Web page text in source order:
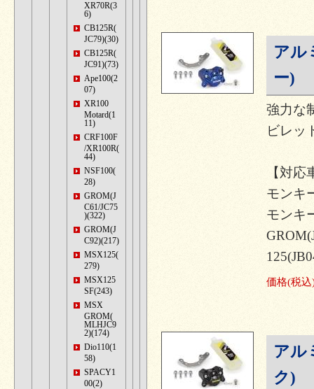
XR70R(3
6)
CB125R(
JC79)(30)
CB125R(
JC91)(73)
Ape100(2
07)
XR100
Motard(1
11)
CRF100F
/XR100R(
44)
NSF100(
28)
GROM(J
C61/JC75
)(322)
GROM(J
C92)(217)
MSX125(
279)
MSX125
SF(243)
MSX
GROM(
MLHJC9
2)(174)
Dio110(1
58)
SPACY1
00(2)
アル
ー)
強力な
ビレッ
【対応
モンキ
モンキ
価格(税込
アル
ク)